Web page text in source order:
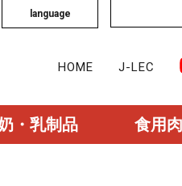
language
HOME J-LEC
・乳制品 食用